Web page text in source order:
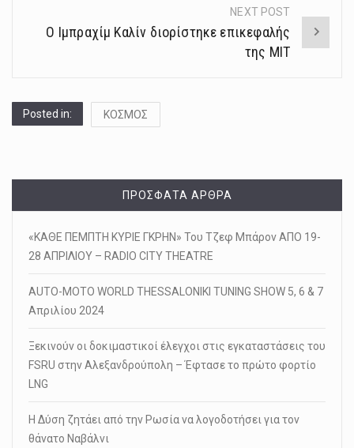
NEXT POST
Ο Ιμπραχίμ Καλίν διορίστηκε επικεφαλής
της ΜΙΤ
Posted in: ΚΟΣΜΟΣ
ΠΡΌΣΦΑΤΑ ΆΡΘΡΑ
«ΚΑΘΕ ΠΕΜΠΤΗ ΚΥΡΙΕ ΓΚΡΗΝ» Του Τζεφ Μπάρον ΑΠΟ 19-
28 ΑΠΡΙΛΙΟΥ – RADIO CITY THEATRE
AUTO-MOTO WORLD THESSALONIKI TUNING SHOW 5, 6 & 7
Απριλίου 2024
Ξεκινούν οι δοκιμαστικοί έλεγχοι στις εγκαταστάσεις του
FSRU στην Αλεξανδρούπολη – Έφτασε το πρώτο φορτίο
LNG
Η Δύση ζητάει από την Ρωσία να λογοδοτήσει για τον
θάνατο Ναβάλνι